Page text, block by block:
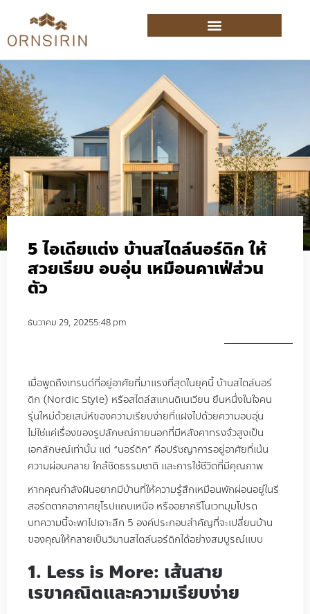
5 ไอเดียแต่ง บ้านสไตล์นอร์ดิก ให้
สวยเรียบ อบอุ่น เหมือนคาเฟ่ส่วน
ตัว
ธันวาคม 29, 20255:48 pm
เมื่อพูดถึงเทรนด์ที่อยู่อาศัยที่มาแรงที่สุดในยุคนี้ บ้านสไตล์นอร์
ดิก (Nordic Style) หรือสไตล์สแกนดิเนเวียน ยืนหนึ่งในใจคน
รุ่นใหม่ด้วยเสน่ห์ของความเรียบง่ายที่แฝงไปด้วยความอบอุ่น
ไม่ใช่แค่เรื่องของรูปลักษณ์ภายนอกที่มีหลังคาทรงจั่วสูงเป็น
เอกลักษณ์เท่านั้น แต่ “นอร์ดิก” คือปรัชญาการอยู่อาศัยที่เน้น
ความผ่อนคลาย ใกล้ชิดธรรมชาติ และการใช้ชีวิตที่มีคุณภาพ
หากคุณกำลังฝันอยากมีบ้านที่ให้ความรู้สึกเหมือนพักผ่อนอยู่ในรี
สอร์ตตากอากาศยุโรปแถบเหนือ หรืออยากรีโนเวทมุมโปรด
บทความนี้จะพาไปเจาะลึก 5 องค์ประกอบสำคัญที่จะเปลี่ยนบ้าน
ของคุณให้กลายเป็นวิมานสไตล์นอร์ดิกได้อย่างสมบูรณ์แบบ
1. Less is More: เส้นสาย
เรขาคณิตและความเรียบง่าย